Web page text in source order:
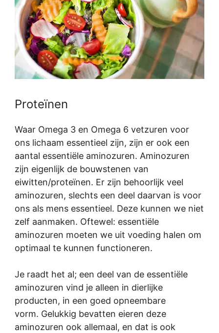
Proteïnen
Waar Omega 3 en Omega 6 vetzuren voor
ons lichaam essentieel zijn, zijn er ook een
aantal essentiële aminozuren. Aminozuren
zijn eigenlijk de bouwstenen van
eiwitten/proteïnen. Er zijn behoorlijk veel
aminozuren, slechts een deel daarvan is voor
ons als mens essentieel. Deze kunnen we niet
zelf aanmaken. Oftewel: essentiële
aminozuren moeten we uit voeding halen om
optimaal te kunnen functioneren.
Je raadt het al; een deel van de essentiële
aminozuren vind je alleen in dierlijke
producten, in een goed opneembare
vorm. Gelukkig bevatten eieren deze
aminozuren ook allemaal, en dat is ook